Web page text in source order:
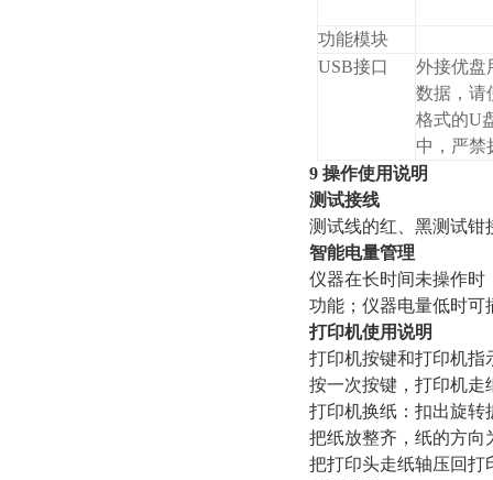
功能模块
USB接口
外接优盘
数据，请
格式的U
中，严禁
9 操作使用说明
测试接线
测试线的红、黑测试钳
智能电量管理
仪器在长时间未操作时
功能；仪器电量低时可
打印机使用说明
打印机按键和打印机指
按一次按键
打印机换纸：扣出旋转
把纸放整齐，纸的方向
把打印头走纸轴压回打